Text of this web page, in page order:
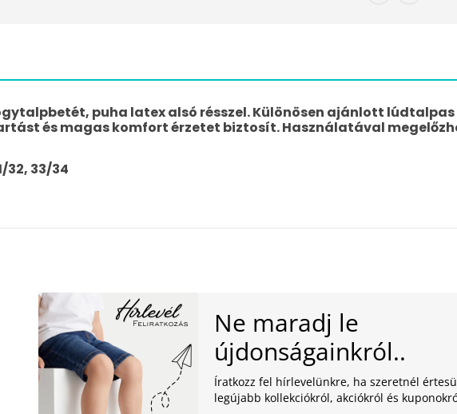
puha latex alsó résszel. Különösen ajánlott
és magas komfort érzetet biztosít. Használatával
32, 33/34
Ne maradj le
újdonságainkról..
Íratkozz fel hírlevelünkre, ha szeretnél
legújabb kollekciókról, akciókról és